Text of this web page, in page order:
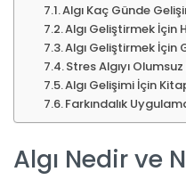
Algı Kaç Günde
Algı Geliştirmek İçin
Algı Geliştirmek İçin
Stres Algıyı
Algı Gelişimi İçin
Farkındalık
Algı Nedir ve